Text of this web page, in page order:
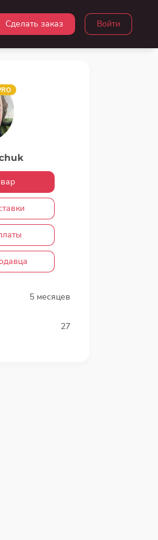
Войти
Сделать заказ
5 месяцев
27